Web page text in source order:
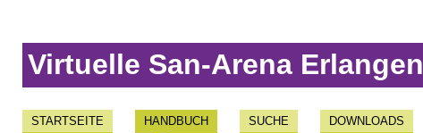
Virtuelle San-Arena Erlangen
STARTSEITE HANDBUCH SUCHE DOWNLOADS